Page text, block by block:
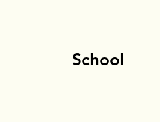
School